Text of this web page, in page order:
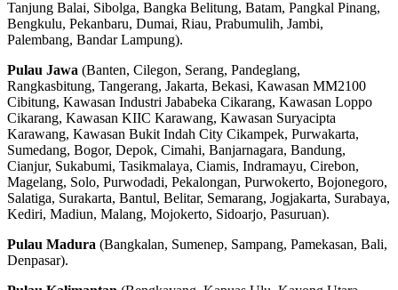
Tanjung Balai, Sibolga, Bangka Belitung, Batam, Pangkal Pinang,
Bengkulu, Pekanbaru, Dumai, Riau, Prabumulih, Jambi,
Palembang, Bandar Lampung).
Pulau Jawa (Banten, Cilegon, Serang, Pandeglang,
Rangkasbitung, Tangerang, Jakarta, Bekasi, Kawasan MM2100
Cibitung, Kawasan Industri Jababeka Cikarang, Kawasan Loppo
Cikarang, Kawasan KIIC Karawang, Kawasan Suryacipta
Karawang, Kawasan Bukit Indah City Cikampek, Purwakarta,
Sumedang, Bogor, Depok, Cimahi, Banjarnagara, Bandung,
Cianjur, Sukabumi, Tasikmalaya, Ciamis, Indramayu, Cirebon,
Magelang, Solo, Purwodadi, Pekalongan, Purwokerto, Bojonegoro,
Salatiga, Surakarta, Bantul, Belitar, Semarang, Jogjakarta, Surabaya,
Kediri, Madiun, Malang, Mojokerto, Sidoarjo, Pasuruan).
Pulau Madura (Bangkalan, Sumenep, Sampang, Pamekasan, Bali,
Denpasar).